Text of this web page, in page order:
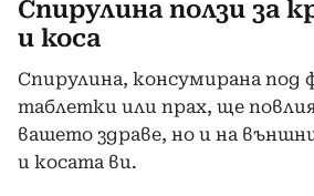
Спирулина ползи за
и коса
Спирулина, консумирана под
таблетки или прах, ще
вашето здраве, но и на
и косата ви.